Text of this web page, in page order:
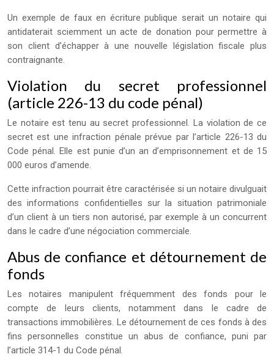
Un exemple de faux en écriture publique serait un notaire qui
antidaterait sciemment un acte de donation pour permettre à
son client d’échapper à une nouvelle législation fiscale plus
contraignante.
Violation du secret professionnel
(article 226-13 du code pénal)
Le notaire est tenu au secret professionnel. La violation de ce
secret est une infraction pénale prévue par l’article 226-13 du
Code pénal. Elle est punie d’un an d’emprisonnement et de 15
000 euros d’amende.
Cette infraction pourrait être caractérisée si un notaire divulguait
des informations confidentielles sur la situation patrimoniale
d’un client à un tiers non autorisé, par exemple à un concurrent
dans le cadre d’une négociation commerciale.
Abus de confiance et détournement de
fonds
Les notaires manipulent fréquemment des fonds pour le
compte de leurs clients, notamment dans le cadre de
transactions immobilières. Le détournement de ces fonds à des
fins personnelles constitue un abus de confiance, puni par
l’article 314-1 du Code pénal.